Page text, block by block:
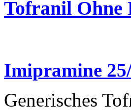
Tofranil Ohne
Imipramine
Generisches